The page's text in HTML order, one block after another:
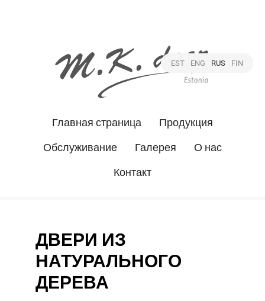
EST ENG RUS FIN
Главная страница
Продукция
Обслуживание
Галерея
О нас
Контакт
ДВЕРИ ИЗ
НАТУРАЛЬНОГО
ДЕРЕВА